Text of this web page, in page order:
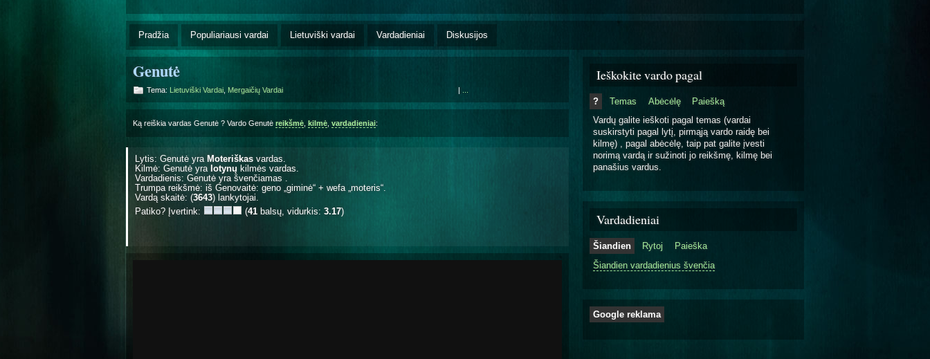
Pradžia Populiariausi vardai Lietuviški vardai Vardadieniai Diskusijos
Genutė
Tema: Lietuviški Vardai Mergaičių Vardai |
Ką reiškia vardas Genutė ? Vardo Genutė reikšmė kilmė vardadieniai:
Lytis: Genutė yra Moteriškas vardas.
Kilmė: Genutė yra lotynų kilmės vardas.
Vardadienis: Genutė yra švenčiamas
Trumpa reikšmė: iš Genovaitė: geno „giminė“ + wefa „moteris“.
Vardą skaitė: (3643) lankytojai.
Patiko? Įvertink:
(41 balsų, vidurkis: 3.17)
Ieškokite vardo pagal
? Temas Abėcėlę
Paiešką
Vardų galite ieškoti pagal temas (vardai
suskirstyti pagal lytį, pirmąją vardo raidę bei
kilmę) , pagal abėcėlę, taip pat galite įvesti
norimą vardą ir sužinoti jo reikšmę, kilmę bei
panašius vardus.
Vardadieniai
Šiandien Rytoj
Paieška
Šiandien vardadienius švenčia
Google reklama